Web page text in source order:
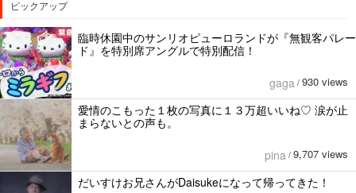
ピックアップ
臨時休園中のサンリオピューロランドが『無観客パレー
ド』を特別席アングルで特別配信！
gaga / 930 views
愛情のこもった１枚の写真に１３万超いいね♡ 涙が止
まらないとの声も。
pina / 9,707 views
だいすけお兄さんがDaisukeになって帰ってきた！